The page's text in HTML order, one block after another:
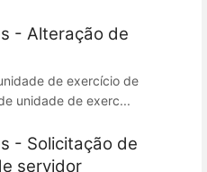
- Alteração de
de exercício de
unidade de exerc...
- Solicitação de
servidor